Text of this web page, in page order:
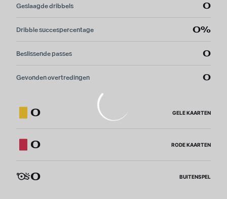
Geslaagde dribbels 0
Dribble succespercentage 0%
Beslissende passes 0
Gevonden overtredingen 0
0 GELE KAARTEN
0 RODE KAARTEN
0 BUITENSPEL